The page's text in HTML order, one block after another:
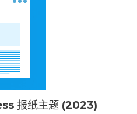
报纸主题 (2023)